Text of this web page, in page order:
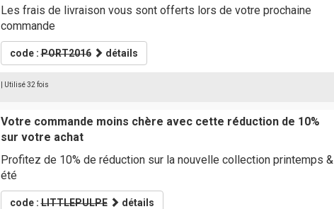
Les frais de livraison vous sont offerts lors de votre prochaine
commande
code :PORT2016 détails
| Utilisé 32 fois
Votre commande moins chère avec cette réduction de 10%
sur votre achat
Profitez de 10% de réduction sur la nouvelle collection printemps &
été
code :LITTLEPULPE détails